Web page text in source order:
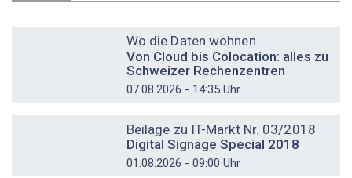
Wo die Daten wohnen
Von Cloud bis Colocation: alles zu
Schweizer Rechenzentren
07.08.2026 - 14:35 Uhr
Beilage zu IT-Markt Nr. 03/2018
Digital Signage Special 2018
01.08.2026 - 09:00 Uhr